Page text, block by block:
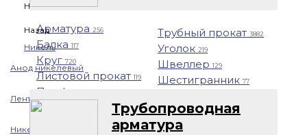
Никель
Назад
Никель
Анод никелевый
Лента никелевая
Никелевая проволока
Арматура 256
Балка117
Круг 720
Листовой прокат119
Профнастил
Трубный прокат 3882
Уголок 219
Швеллер129
Шестигранник 77
Трубопроводная
арматура